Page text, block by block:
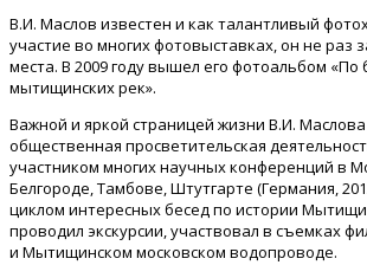
В.И. Маслов известен и как талантливый
участие во многих фотовыставках, он не раз
места. В 2009 году вышел его фотоальбом «По
мытищинских рек».
Важной и яркой страницей жизни В.И.
общественная просветительская
участником многих научных конференций в
Белгороде, Тамбове, Штутгарте (Германия,
циклом интересных бесед по истории
проводил экскурсии, участвовал в съемках
и Мытищинском московском водопроводе.